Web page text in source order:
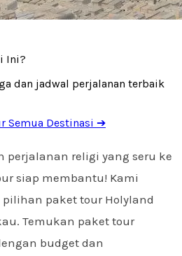
Ini?
dan jadwal perjalanan terbaik
Semua Destinasi ➔
perjalanan religi yang seru ke
siap membantu! Kami
paket tour Holyland
Temukan paket tour
budget dan